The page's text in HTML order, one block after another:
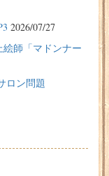
「マドンナー
問題
2026/07/27
師「マドンナー
ロン問題